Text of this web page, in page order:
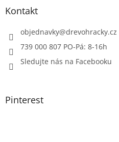
Kontakt
objednavky@drevohracky.cz
739 000 807 PO-Pá: 8-16h
Sledujte nás na Facebooku
Pinterest